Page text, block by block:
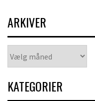
ARKIVER
KATEGORIER